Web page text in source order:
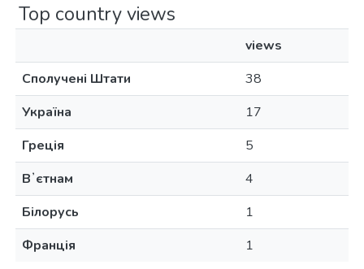
Top country views
views
Сполучені Штати
38
Україна
17
Греція
5
Вʼєтнам
4
Білорусь
1
Франція
1